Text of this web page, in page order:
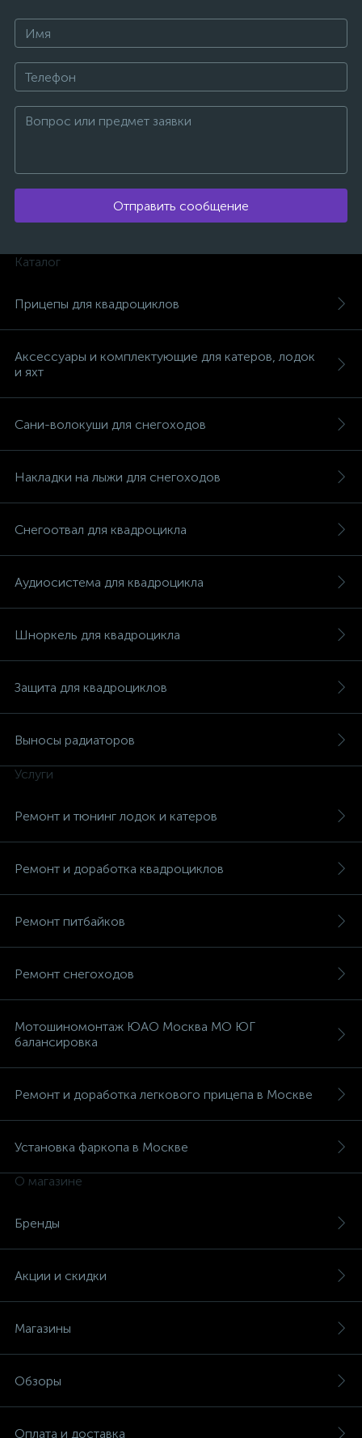
Отправить сообщение
Каталог
Прицепы для квадроциклов
Аксессуары и комплектующие для катеров, лодок
и яхт
Сани-волокуши для снегоходов
Накладки на лыжи для снегоходов
Снегоотвал для квадроцикла
Аудиосистема для квадроцикла
Шноркель для квадроцикла
Защита для квадроциклов
Выносы радиаторов
Услуги
Ремонт и тюнинг лодок и катеров
Ремонт и доработка квадроциклов
Ремонт питбайков
Ремонт снегоходов
Мотошиномонтаж ЮАО Москва МО ЮГ
балансировка
Ремонт и доработка легкового прицепа в Москве
Установка фаркопа в Москве
О магазине
Бренды
Акции и скидки
Магазины
Обзоры
Оплата и доставка